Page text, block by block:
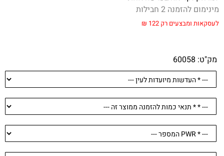
מינימום להזמנה 2 חבילות
לעסקאות ומבצעים רק 122 ₪
מק"ט: 60058